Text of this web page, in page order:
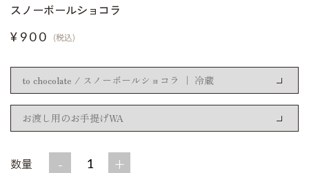
スノーボールショコラ
¥900 (税込)
数量 - +